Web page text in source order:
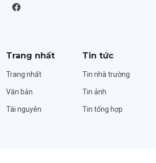
Trang nhất
Trang nhất
Văn bản
Tài nguyên
Tin tức
Tin nhà trường
Tin ảnh
Tin tổng hợp